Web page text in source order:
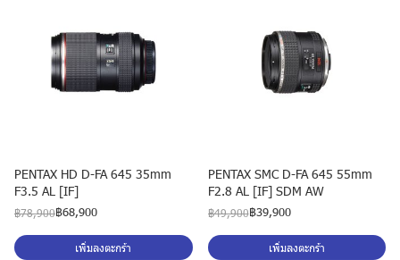
PENTAX HD D-FA 645 35mm
F3.5 AL [IF]
฿78,900฿68,900
เพิ่มลงตะกร้า
PENTAX SMC D-FA 645 55mm
F2.8 AL [IF] SDM AW
฿49,900฿39,900
เพิ่มลงตะกร้า